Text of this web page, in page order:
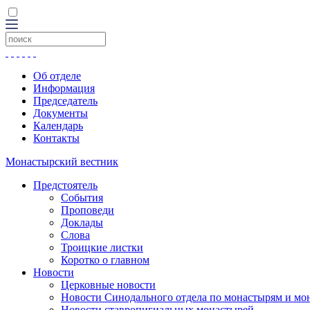
Об отделе
Информация
Председатель
Документы
Календарь
Контакты
Монастырский вестник
Предстоятель
События
Проповеди
Доклады
Слова
Троицкие листки
Коротко о главном
Новости
Церковные новости
Новости Синодального отдела по монастырям и